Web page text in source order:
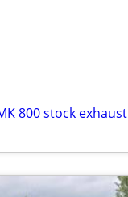
800 stock exhaust